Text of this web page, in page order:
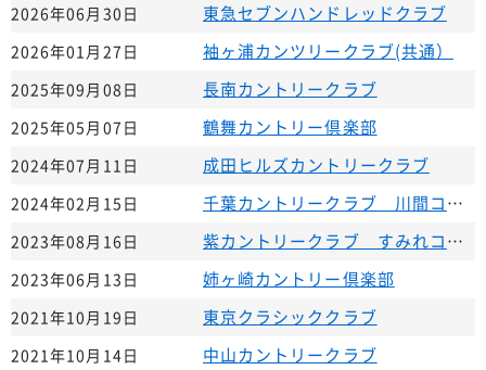
2026年06月30日 東急セブンハンドレッドクラブ
2026年01月27日 袖ヶ浦カンツリークラブ(共通）
2025年09月08日 長南カントリークラブ
2025年05月07日 鶴舞カントリー倶楽部
2024年07月11日 成田ヒルズカントリークラブ
2024年02月15日 千葉カントリークラブ 川間コース
2023年08月16日 紫カントリークラブ すみれコース
2023年06月13日 姉ヶ崎カントリー倶楽部
2021年10月19日 東京クラシッククラブ
2021年10月14日 中山カントリークラブ